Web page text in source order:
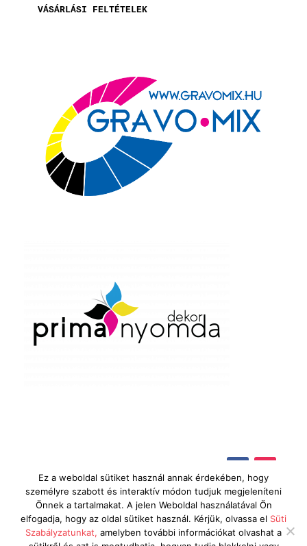
VÁSÁRLÁSI FELTÉTELEK
Ez a weboldal sütiket használ annak érdekében, hogy
személyre szabott és interaktív módon tudjuk megjeleníteni
Önnek a tartalmakat. A jelen Weboldal használatával Ön
elfogadja, hogy az oldal sütiket használ. Kérjük, olvassa el Süti
Szabályzatunkat, amelyben további információkat olvashat a